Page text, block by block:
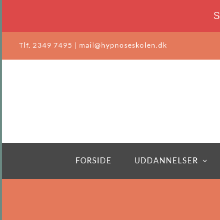
Tlf. 2349 7495 | mail@hypnoseskolen.dk
FORSIDE UDDANNELSER